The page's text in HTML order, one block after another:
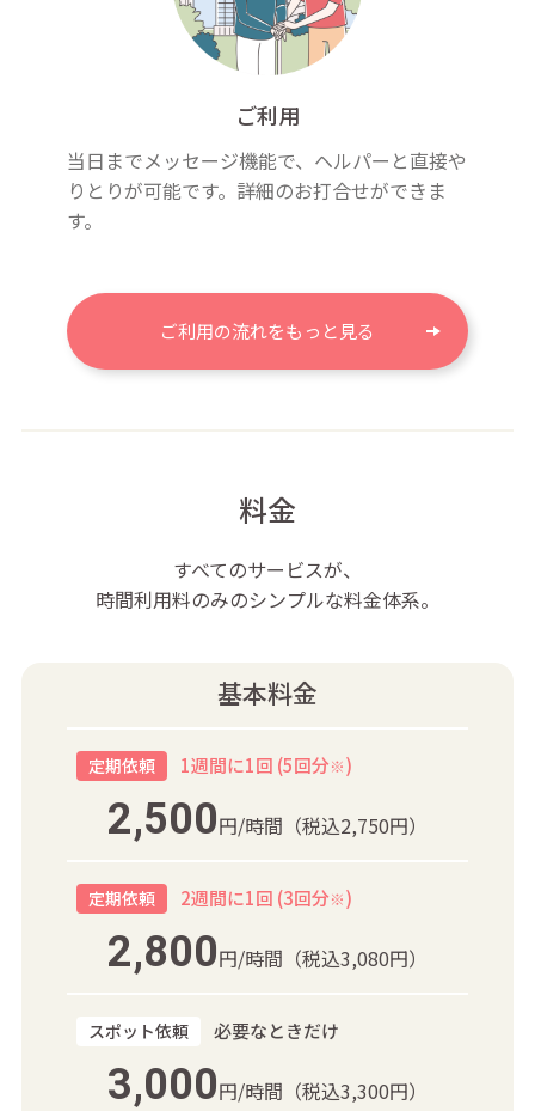
ご利用
当日までメッセージ機能で、ヘルパーと直接や
りとりが可能です。詳細のお打合せができま
す。
ご利用の流れをもっと見る
料金
すべてのサービスが、
時間利用料のみのシンプルな料金体系。
基本料金
定期依頼 1週間に1回 (5回分※)
2,500円/時間 （税込2,750円）
定期依頼 2週間に1回 (3回分※)
2,800円/時間 （税込3,080円）
スポット依頼 必要なときだけ
3,000円/時間 （税込3,300円）